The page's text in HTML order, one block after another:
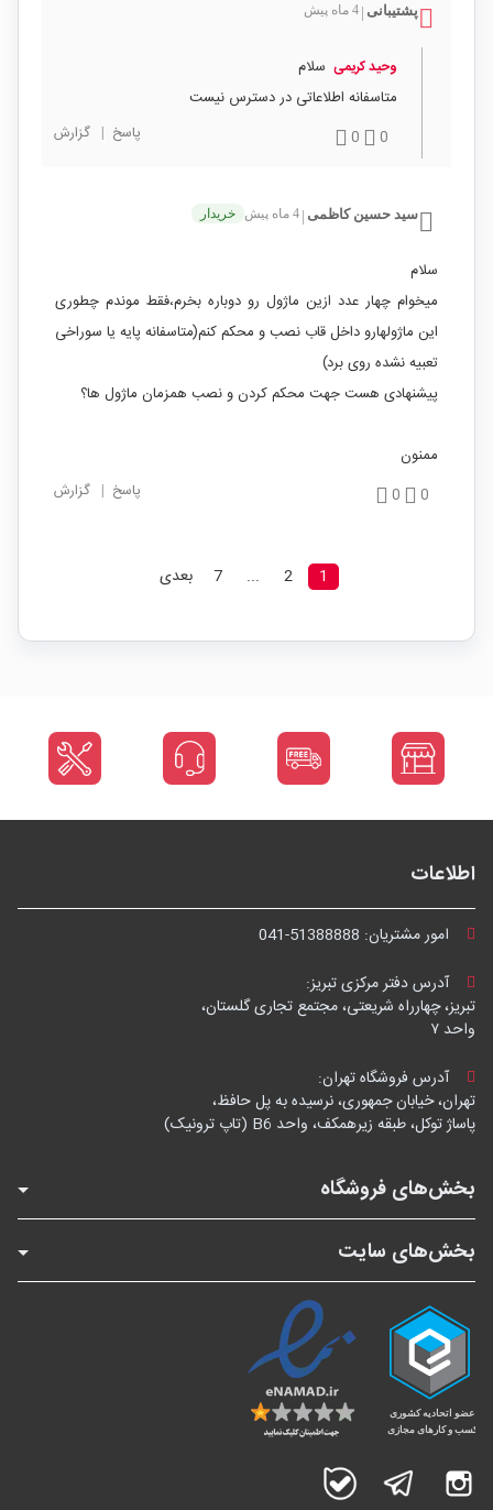
پشتیبانی | 4 ماه پیش
وحید کریمی سلام
متاسفانه اطلاعاتی در دسترس نیست
0
0 پاسخ | گزارش
سید حسین کاظمی | 4 ماه پیش خریدار
سلام
میخوام چهار عدد ازین ماژول رو دوباره بخرم،فقط موندم چطوری
این ماژولهارو داخل قاب نصب و محکم کنم(متاسفانه پایه یا سوراخی
تعبیه نشده روی برد)
پیشنهادی هست جهت محکم کردن و نصب همزمان ماژول ها؟
ممنون
0
0 پاسخ | گزارش
1
2
...
7 بعدی
اطلاعات
امور مشتریان: 041-51388888
آدرس دفتر مرکزی تبریز:
تبریز، چهارراه شریعتی، مجتمع تجاری گلستان،
واحد ۷
آدرس فروشگاه تهران:
تهران، خیابان جمهوری، نرسیده به پل حافظ،
پاساژ توکل، طبقه زیرهمکف، واحد B6 (تاپ ترونیک)
بخش‌های فروشگاه
بخش‌های سایت
اینستاگرام تلگرام